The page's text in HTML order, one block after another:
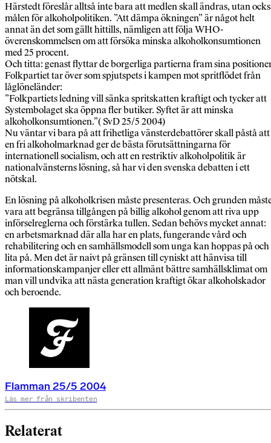
Härstedt föreslår alltså inte bara att medlen skall ändras, utan
målen för alkoholpolitiken. ”Att dämpa ökningen” är något helt
annat än det som gällt hittills, nämligen att följa WHO-
överenskommelsen om att försöka minska alkoholkonsumtionen
med 25 procent.
Och titta: genast flyttar de borgerliga partierna fram sina
Folkpartiet tar över som spjutspets i kampen mot spritflödet från
låglöneländer:
”Folkpartiets ledning vill sänka spritskatten kraftigt och tycker att
Systembolaget ska öppna fler butiker. Syftet är att minska
alkoholkonsumtionen.”( SvD 25/5 2004)
Nu väntar vi bara på att frihetliga vänsterdebattörer skall påstå att
en fri alkoholmarknad ger de bästa förutsättningarna för
internationell socialism, och att en restriktiv alkoholpolitik är
nationalvänsterns lösning, så har vi den svenska debatten i ett
nötskal.
En lösning på alkoholkrisen måste presenteras. Och grunden
vara att begränsa tillgången på billig alkohol genom att riva upp
införselreglerna och förstärka tullen. Sedan behövs mycket annat:
en arbetsmarknad där alla har en plats, fungerande vård och
rehabilitering och en samhällsmodell som unga kan hoppas på och
lita på. Men det är naivt på gränsen till cyniskt att hänvisa till
informationskampanjer eller ett allmänt bättre samhällsklimat om
man vill undvika att nästa generation kraftigt ökar alkoholskador
och beroende.
Flamman 25/5 2004
Läs mer från skribenten
Relaterat